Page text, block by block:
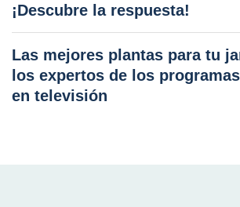
¡Descubre la respuesta!
Las mejores plantas para tu
los expertos de los
en televisión